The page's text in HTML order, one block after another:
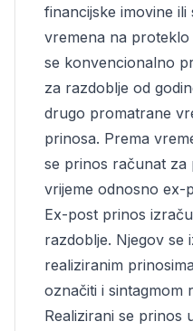
financijske imovine ili
vremena na proteklo
se konvencionalno
za razdoblje od
drugo promatrane
prinosa. Prema
se prinos računat za
vrijeme odnosno ex-
Ex-post prinos
razdoblje. Njegov se
realiziranim
označiti i sintagmom
Realizirani se prinos